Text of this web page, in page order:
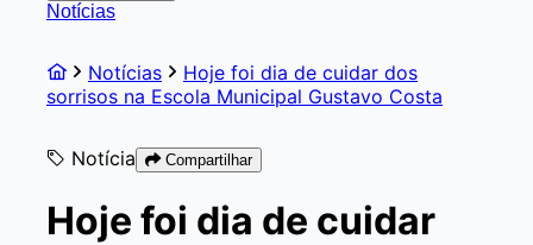
Notícias
Notícias
Hoje foi dia de cuidar dos
sorrisos na Escola Municipal Gustavo Costa
Notícia Compartilhar
Hoje foi dia de cuidar